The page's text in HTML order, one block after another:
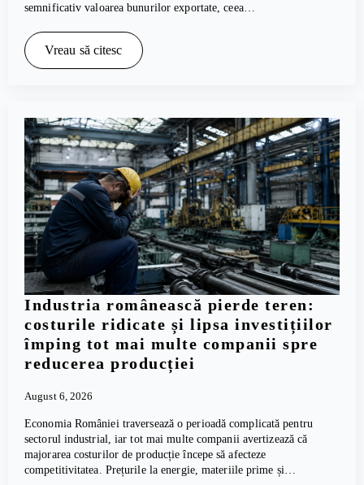
semnificativ valoarea bunurilor exportate, ceea…
Vreau să citesc
Industria românească pierde teren:
costurile ridicate și lipsa investițiilor
împing tot mai multe companii spre
reducerea producției
August 6, 2026
Economia României traversează o perioadă complicată pentru
sectorul industrial, iar tot mai multe companii avertizează că
majorarea costurilor de producție începe să afecteze
competitivitatea. Prețurile la energie, materiile prime și…